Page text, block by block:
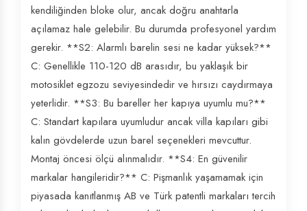
kendiliğinden bloke olur, ancak doğru anahtarla
açılamaz hale gelebilir. Bu durumda profesyonel yardım
gerekir. **S2: Alarmlı barelin sesi ne kadar yüksek?**
C: Genellikle 110-120 dB arasıdır, bu yaklaşık bir
motosiklet egzozu seviyesindedir ve hırsızı caydırmaya
yeterlidir. **S3: Bu bareller her kapıya uyumlu mu?**
C: Standart kapılara uyumludur ancak villa kapıları gibi
kalın gövdelerde uzun barel seçenekleri mevcuttur.
Montaj öncesi ölçü alınmalıdır. **S4: En güvenilir
markalar hangileridir?** C: Pişmanlık yaşamamak için
piyasada kanıtlanmış AB ve Türk patentli markaları tercih